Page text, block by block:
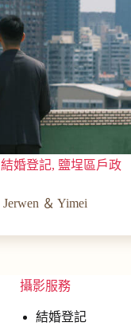
結婚登記, 鹽埕區戶政
Jerwen ＆ Yimei
攝影服務
結婚登記